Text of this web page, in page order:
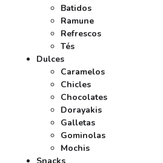
Batidos
Ramune
Refrescos
Tés
Dulces
Caramelos
Chicles
Chocolates
Dorayakis
Galletas
Gominolas
Mochis